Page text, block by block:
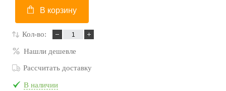
В корзину
Кол-во:
Нашли дешевле
Рассчитать доставку
В наличии